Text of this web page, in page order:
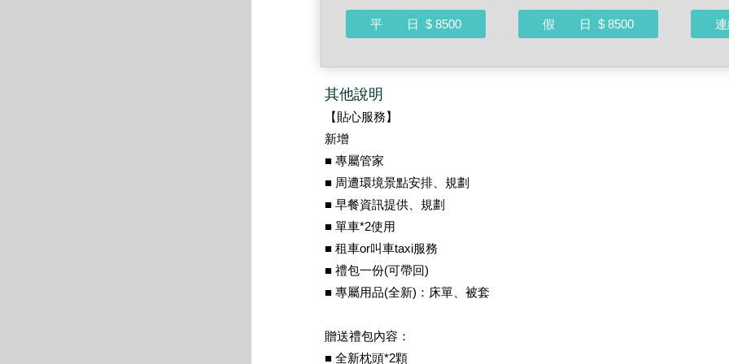
平 日 $ 8500 假 日 $ 8500
其他說明
【貼心服務】
新增
■ 專屬管家
■ 周遭環境景點安排、規劃
■ 早餐資訊提供、規劃
■ 單車*2使用
■ 租車or叫車taxi服務
■ 禮包一份(可帶回)
■ 專屬用品(全新)：床單、被套
贈送禮包內容：
■ 全新枕頭*2顆